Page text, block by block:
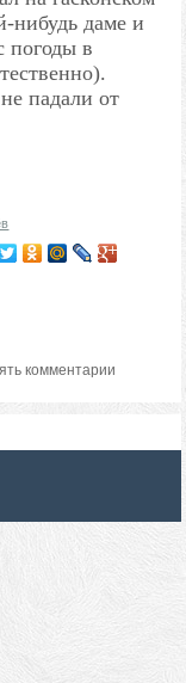
нибудь даме и
погоды в
падали от
комментарии